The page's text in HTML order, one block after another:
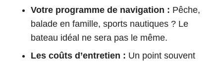
Votre programme de navigation : Pêche,
balade en famille, sports nautiques ? Le
bateau idéal ne sera pas le même.
Les coûts d’entretien : Un point souvent